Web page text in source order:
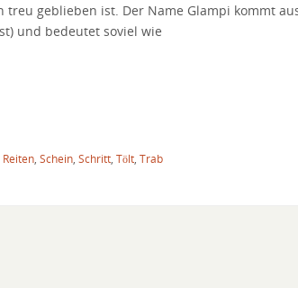
treu geblieben ist. Der Name Glampi kommt
und bedeutet soviel wie
Reiten Schein Schritt Tölt Trab